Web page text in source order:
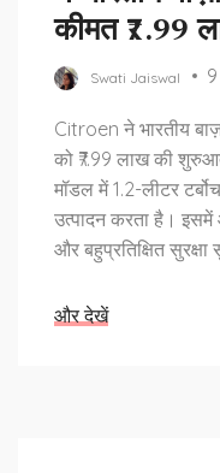
कीमत ₹7.99
Swati Jaiswal
Citroen ने भारतीय
को ₹7.99 लाख की
मॉडल में 1.2-लीटर
उत्पादन करता है। इसमें
और बहुप्रतिक्षित
और देखें